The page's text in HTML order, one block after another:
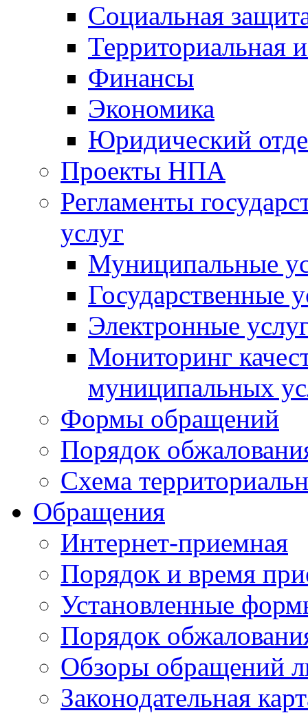
Социальная
Территориальная
Финансы
Экономика
Юридический
Проекты НПА
Регламенты
услуг
Муниципальные
Государственные
Электронные
Мониторинг
муниципальных
Формы обращений
Порядок
Схема
Обращения
Интернет-приемная
Порядок и время
Установленные
Порядок
Обзоры обращений
Законодательная